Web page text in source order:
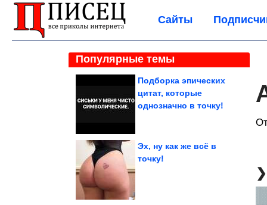
Сайты
Популярные темы
Подборка эпических
цитат, которые
однозначно в точку!
Эх, ну как же всё в
точку!